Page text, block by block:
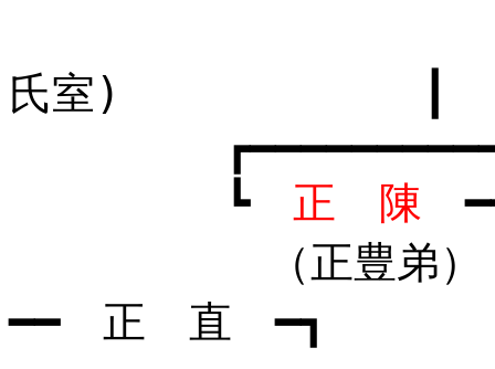
氏室) ┃
┗ 正 陳
（正豊弟）
━━ 正 直 ━┓